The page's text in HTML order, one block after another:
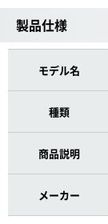
製品仕様
モデル名
種類
商品説明
メーカー